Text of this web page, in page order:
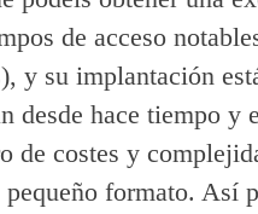
de acceso
y su implantación
hace tiempo y
de costes y
formato. Así